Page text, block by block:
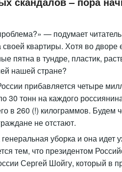
— подумает
своей квартиры. Хотя во дворе
пятна в тундре, пластик,
нашей стране?
прибавляется четыре
30 тонн на каждого
в 260 (!) килограммов.
не отстают.
уборка и она идет
тем, что президентом
Сергей Шойгу, который в